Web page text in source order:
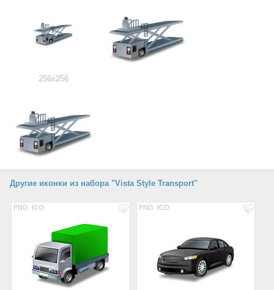
256x256
Другие иконки из набора "Vista Style Transport"
PNG ICO PNG ICO